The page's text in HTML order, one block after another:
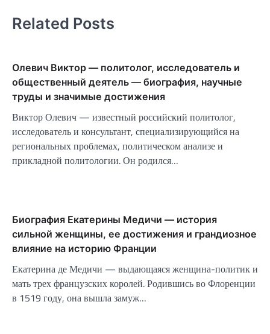
Related Posts
Олевич Виктор — политолог, исследователь и
общественный деятель — биография, научные
труды и значимые достижения
Виктор Олевич — известный российский политолог,
исследователь и консультант, специализирующийся на
региональных проблемах, политическом анализе и
прикладной политологии. Он родился…
Биография Екатерины Медичи — история
сильной женщины, ее достижения и грандиозное
влияние на историю Франции
Екатерина де Медичи — выдающаяся женщина-политик и
мать трех французских королей. Родившись во Флоренции
в 1519 году, она вышла замуж…